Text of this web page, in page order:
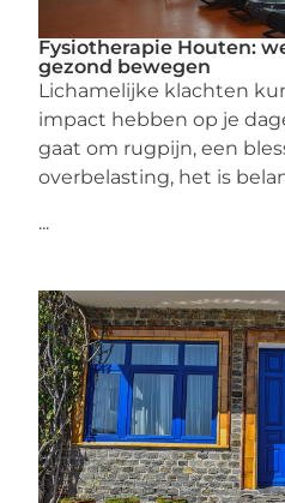
Fysiotherapie Houten:
gezond bewegen
Lichamelijke klachten
impact hebben op je
gaat om rugpijn, een
overbelasting, het is
...